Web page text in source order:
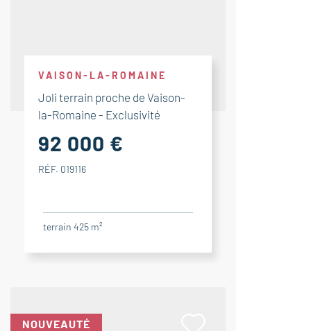
VAISON-LA-ROMAINE
Joli terrain proche de Vaison-
la-Romaine - Exclusivité
92 000 €
RÉF. 019116
terrain 425 m²
NOUVEAUTÉ